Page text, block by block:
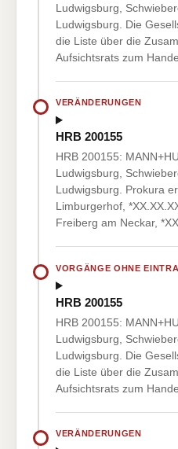
Ludwigsburg,
Ludwigsburg. Die
die Liste über die
Aufsichtsrats zum
VERÄNDERUNGEN
HRB 200155
HRB 200155:
Ludwigsburg,
Ludwigsburg. Prokura
Limburgerhof,
Freiberg am Neckar,
VORGÄNGE OHNE
HRB 200155
HRB 200155:
Ludwigsburg,
Ludwigsburg. Die
die Liste über die
Aufsichtsrats zum
VERÄNDERUNGEN